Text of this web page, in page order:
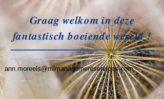
Graag welkom in deze
fantastisch boeiende wereld !
ann.moreels@mlmanagementservices.com